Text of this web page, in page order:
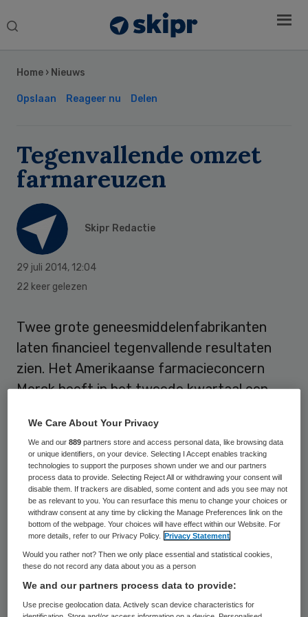
Search
Home › Nieuws
Opslaan Reageer nu Delen
Tegenvallende omzet
farmareuzen
Skipr Redactie
29 juli 2014, 12:04
22 keer gelezen
Twee grote geneesmiddelenfabrikanten
laten financieel tegenvallende resultaten
zien. Het Amerikaanse farmacieconcern
Merck heeft in het tweede kwartaal een
hetzelfde kwartaal een lagere winst en een
lagere omzet.
Pfizer, het grootste farmacieconcern van
de Verenigde Staten, is in het afgelopen
kwartaal op een nettowinst uitgekomen van
2,9 miljard dollar (2,1 miljard euro). Dat
maakte Pfizer, dat eerder dit jaar nog
tevergeefs probeerde om zijn Britse
branchegenoot AstraZeneca over te
Sidebar
We Care About Your Privacy
We and our889 partners store and access personal data, like browsing data
or unique identifiers, on your device. Selecting I Accept enables tracking
technologies to support the purposes shown under we and our partners
process data to provide. Selecting Reject All or withdrawing your consent will
disable them. If trackers are disabled, some content and ads you see may not
be as relevant to you. You can resurface this menu to change your choices or
withdraw consent at any time by clicking the Manage Preferences link on the
bottom of the webpage. Your choices will have effect within our Website. For
more details, refer to our Privacy Policy.
Privacy Statement
Would you rather not? Then we only place essential and statistical cookies,
these do not record any data about you as a person
We and our partners process data to provide:
Use precise geolocation data. Actively scan device characteristics for